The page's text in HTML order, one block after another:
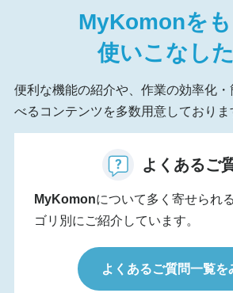
MyKomonを
使いこなし
便利な機能の紹介や、作業の効率化
べるコンテンツを多数用意しておりま
よくあるご
MyKomonについて多く寄せられ
ゴリ別にご紹介しています。
よくあるご質問一覧を